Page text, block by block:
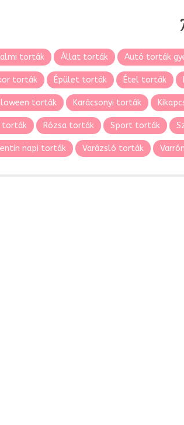
torták Állat torták Autó torták
torták Épület torták Étel torták
torták Karácsonyi torták
torták Rózsa torták Sport torták
napi torták Varázsló torták